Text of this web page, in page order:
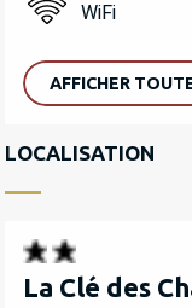
WiFi
AFFICHER
LOCALISATION
La Clé des